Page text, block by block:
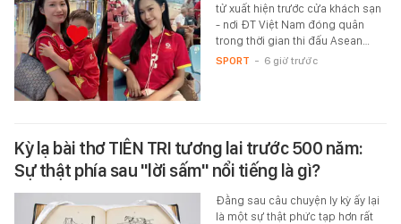
tử xuất hiện trước cửa khách sạn
- nơi ĐT Việt Nam đóng quân
trong thời gian thi đấu Asean…
SPORT - 6 giờ trước
Kỳ lạ bài thơ TIÊN TRI tương lai trước 500 năm:
Sự thật phía sau "lời sấm" nổi tiếng là gì?
Đằng sau câu chuyện ly kỳ ấy lại
là một sự thật phức tạp hơn rất